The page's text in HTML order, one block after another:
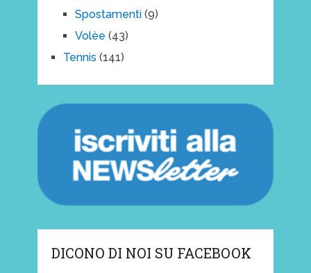
Spostamenti(9)
Volèe (43)
Tennis (141)
DICONO DI NOI SU FACEBOOK